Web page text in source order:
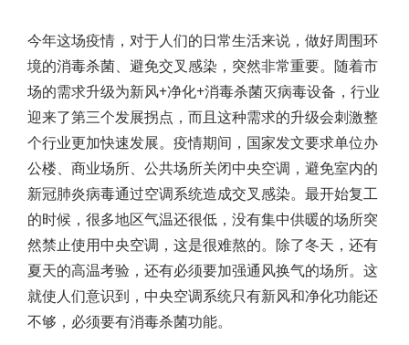
今年这场疫情，对于人们的日常生活来说，做好周围环
境的消毒杀菌、避免交叉感染，突然非常重要。随着市
场的需求升级为新风+净化+消毒杀菌灭病毒设备，行业
迎来了第三个发展拐点，而且这种需求的升级会刺激整
个行业更加快速发展。疫情期间，国家发文要求单位办
公楼、商业场所、公共场所关闭中央空调，避免室内的
新冠肺炎病毒通过空调系统造成交叉感染。最开始复工
的时候，很多地区气温还很低，没有集中供暖的场所突
然禁止使用中央空调，这是很难熬的。除了冬天，还有
夏天的高温考验，还有必须要加强通风换气的场所。这
就使人们意识到，中央空调系统只有新风和净化功能还
不够，必须要有消毒杀菌功能。